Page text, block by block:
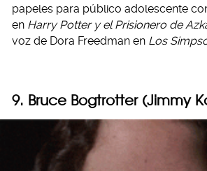
papeles para público adolescente
en Harry Potter y el Prisionero de
voz de Dora Freedman en Los
9. Bruce Bogtrotter (Jimmy